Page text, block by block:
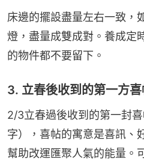
床邊的擺設盡量左右一致，
燈，盡量成雙成​​對。養成定
的物件都不要留下。
3. 立春後收到的第一方
2/3立春過後收到的第一封
字），喜帖的寓意是喜訊、
幫助改運匯聚人氣的能量。